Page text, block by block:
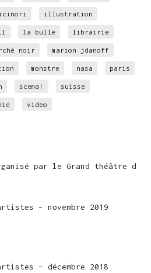
illustration
la bulle librairie
noir marion jdanoff
monstre nasa paris
scemo! suisse
video
par le Grand théâtre de
– novembre 2019
– décembre 2018